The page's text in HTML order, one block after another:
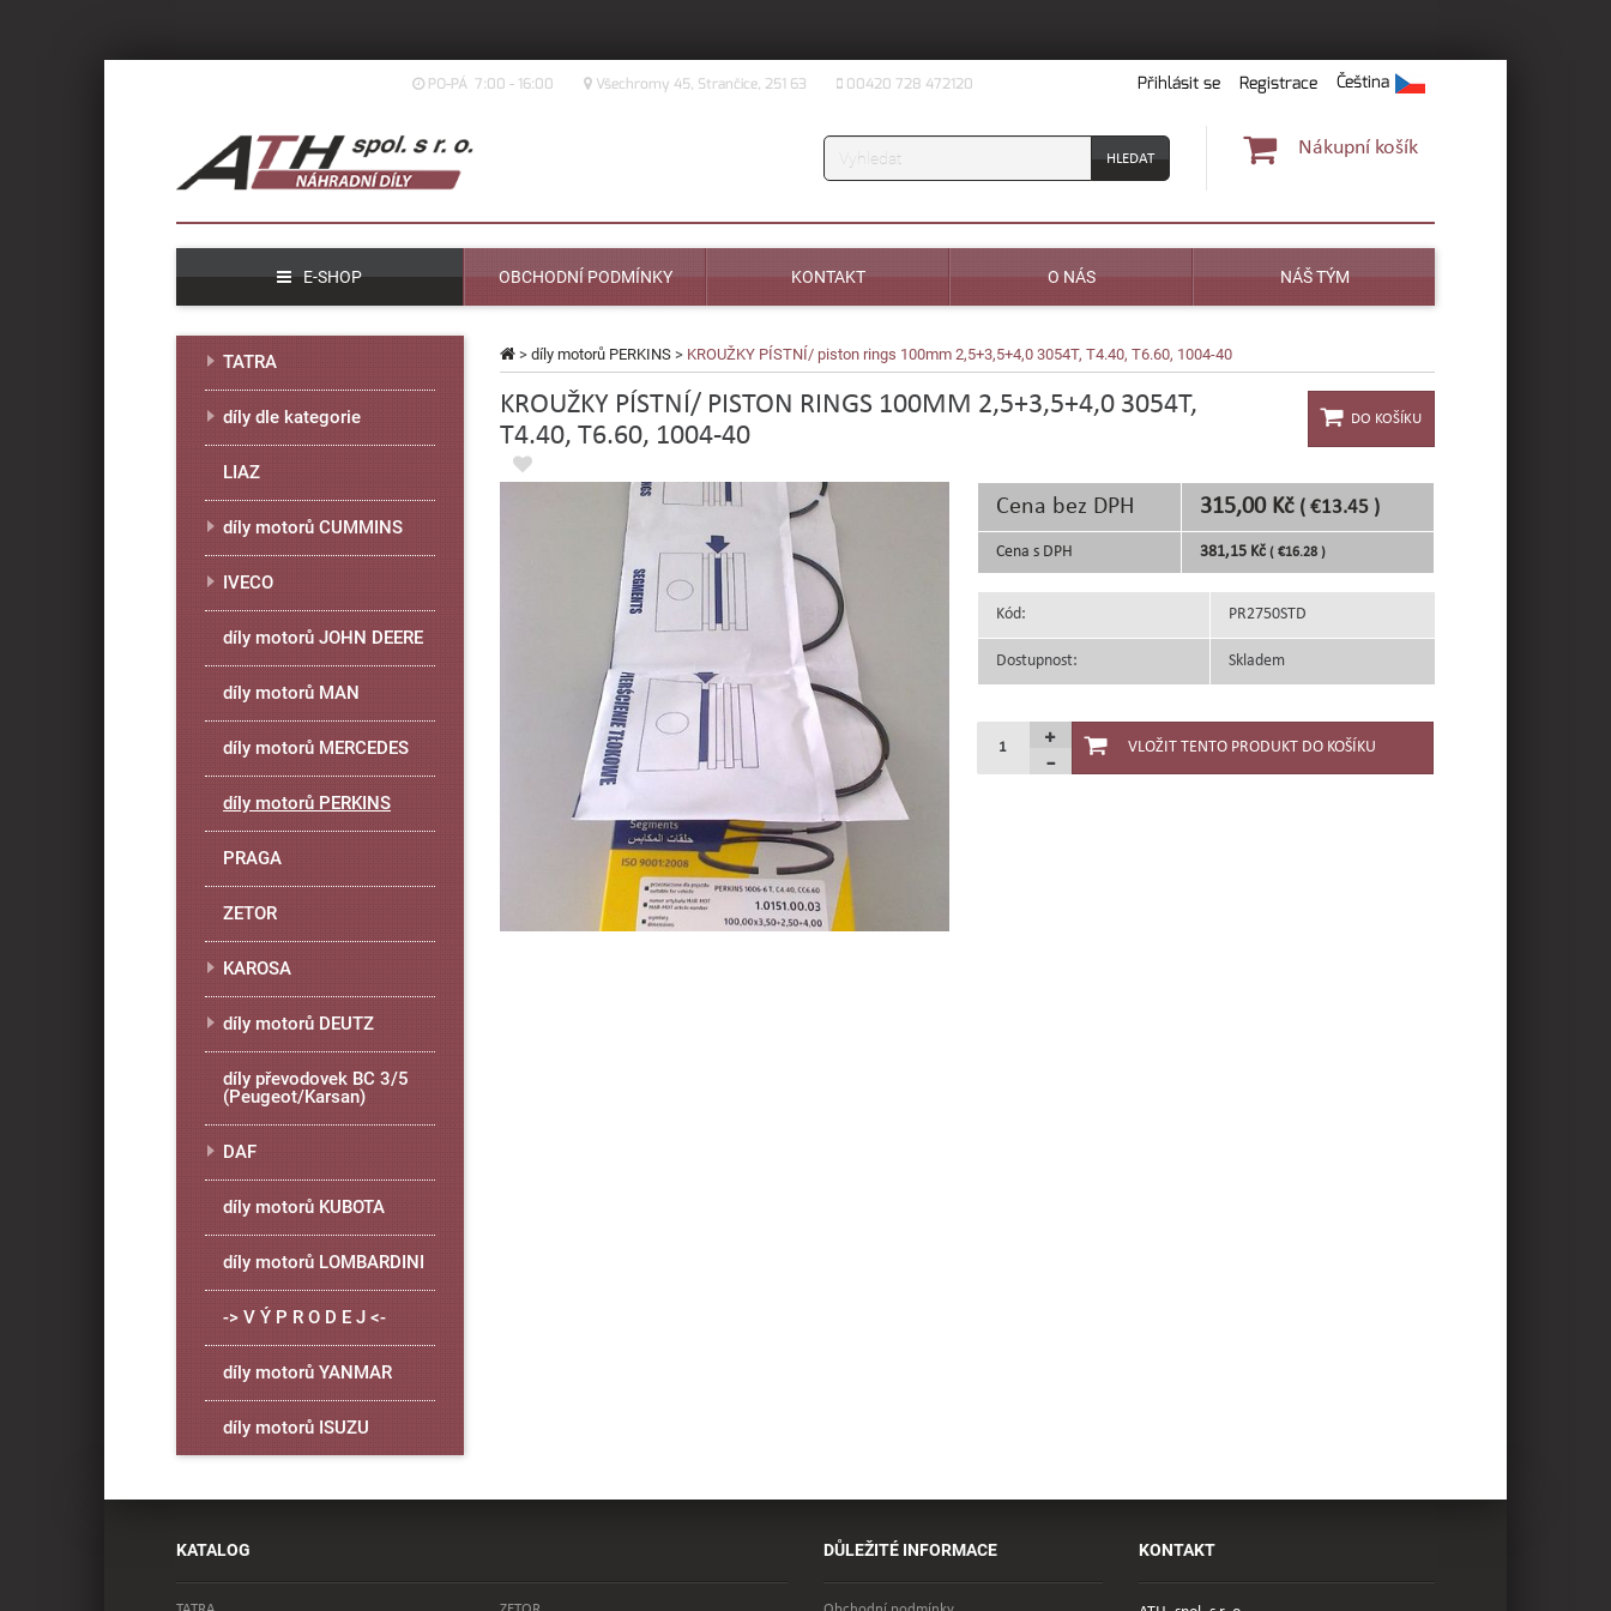
PO-PÁ 7:00 - 16:00 Všechromy 45, Strančice, 251 63 00420 728 472120 Přihlásit se Registrace Čeština
Vyhledávání
Nákupní košík
E-SHOP OBCHODNÍ PODMÍNKY KONTAKT O NÁS NÁŠ TÝM
> díly motorů PERKINS > KROUŽKY PÍSTNÍ/ piston rings 100mm 2,5+3,5+4,0 3054T, T4.40, T6.60, 1004-40
KROUŽKY PÍSTNÍ/ PISTON RINGS 100MM 2,5+3,5+4,0 3054T,
T4.40, T6.60, 1004-40
Cena bez DPH 315,00 Kč ( €13.45 )
Cena s DPH 381,15 Kč ( €16.28 )
Kód: PR2750STD
Dostupnost: Skladem
TATRA
díly dle kategorie
LIAZ
díly motorů CUMMINS
IVECO
díly motorů JOHN DEERE
díly motorů MAN
díly motorů MERCEDES
díly motorů PERKINS
PRAGA
ZETOR
KAROSA
díly motorů DEUTZ
díly převodovek BC 3/5
(Peugeot/Karsan)
DAF
díly motorů KUBOTA
díly motorů LOMBARDINI
-> V Ý P R O D E J <-
díly motorů YANMAR
díly motorů ISUZU
KATALOG DŮLEŽITÉ INFORMACE KONTAKT